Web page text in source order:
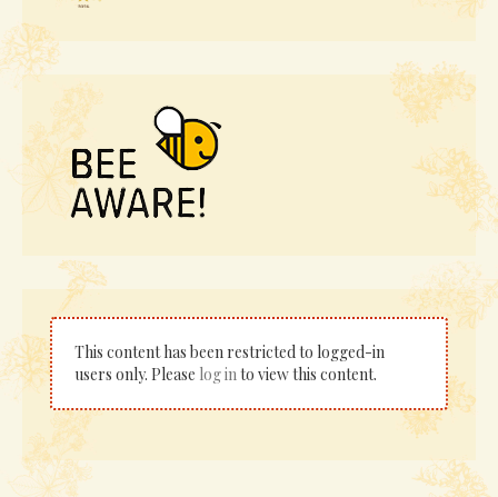
This content has been restricted to logged-in
users only. Please log into view this content.